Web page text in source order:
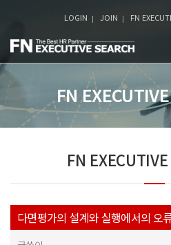
LOGIN JOIN FN
FN
FN
다면평가의 설계와 실행에서의 오